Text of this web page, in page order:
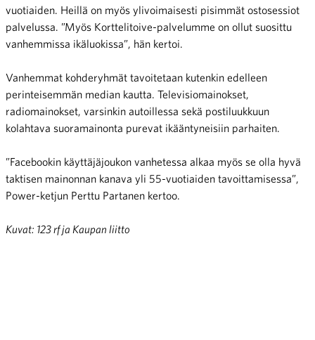
vuotiaiden. Heillä on myös ylivoimaisesti pisimmät ostosessiot
palvelussa. ”Myös Korttelitoive-palvelumme on ollut suosittu
vanhemmissa ikäluokissa”, hän kertoi.
Vanhemmat kohderyhmät tavoitetaan kutenkin edelleen
perinteisemmän median kautta. Televisiomainokset,
radiomainokset, varsinkin autoillessa sekä postiluukkuun
kolahtava suoramainonta purevat ikääntyneisiin parhaiten.
”Facebookin käyttäjäjoukon vanhetessa alkaa myös se olla hyvä
taktisen mainonnan kanava yli 55-vuotiaiden tavoittamisessa”,
Power-ketjun Perttu Partanen kertoo.
Kuvat: 123 rf ja Kaupan liitto